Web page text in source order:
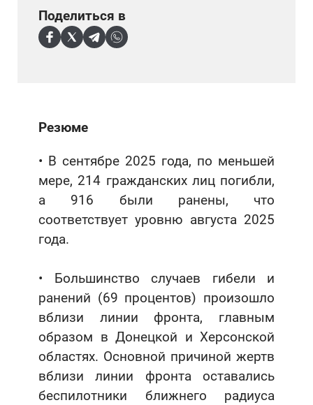
Резюме
• В сентябре 2025 года, по меньшей
мере, 214 гражданских лиц погибли,
а 916 были ранены, что
соответствует уровню августа 2025
года.
• Большинство случаев гибели и
ранений (69 процентов) произошло
вблизи линии фронта, главным
образом в Донецкой и Херсонской
областях. Основной причиной жертв
вблизи линии фронта оставались
беспилотники ближнего радиуса
Поделиться в